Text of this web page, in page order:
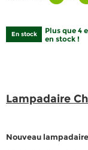
En stock
Plus que 4
en stock !
Lampadaire
Nouveau